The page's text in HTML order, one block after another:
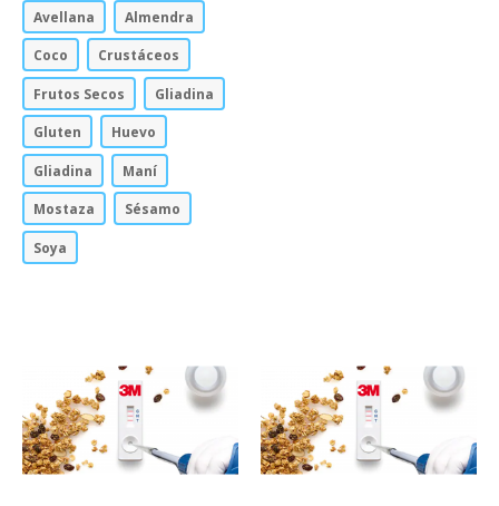
Avellana Almendra
Coco Crustáceos
Frutos Secos Gliadina
Gluten Huevo
Gliadina Maní
Mostaza Sésamo
Soya
Por